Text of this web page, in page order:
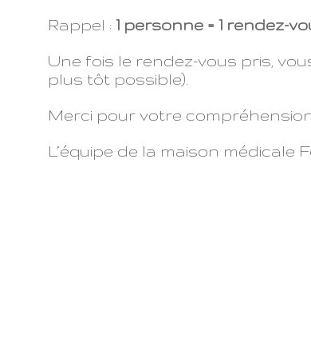
Rappel : 1 personne = 1 rendez-
Une fois le rendez-vous pris,
plus tôt possible).
Merci pour votre
L’équipe de la maison médicale